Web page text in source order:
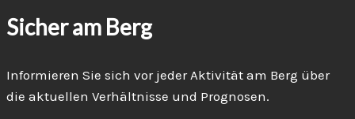
Sicher am Berg
Informieren Sie sich vor jeder Aktivität am Berg über
die aktuellen Verhältnisse und Prognosen.